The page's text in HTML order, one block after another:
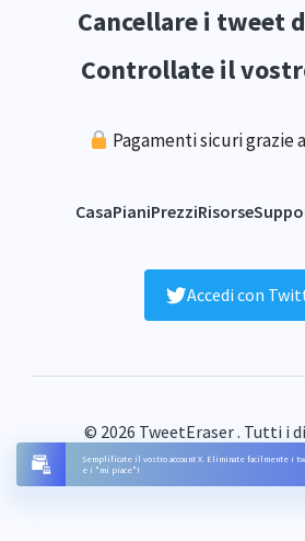
Semplificate il vostro account X. Eliminate facilmente i
e i "mi piace"!
Cancellare i tweet
Controllate il
Pagamenti sicuri grazie a
CasaPianiPrezziRisorse
Accedi con
© 2026 TweetEraser . Tutti i
FAQTerminiLa privacy